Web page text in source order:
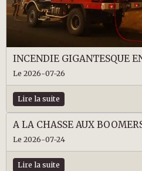
INCENDIE GIGANTESQUE
Le 2026-07-26
Lire la suite
A LA CHASSE AUX
Le 2026-07-24
Lire la suite